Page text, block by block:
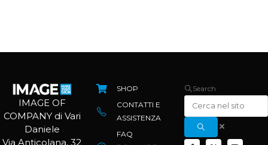
IMAGE OF
COMPANY di Vari
Daniele
Via Anticolana, 32
SHOP
CONTATTI E
ASSISTENZA
FAQ
Search